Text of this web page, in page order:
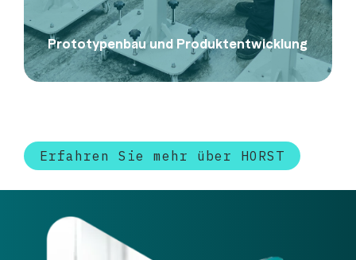
Prototypenbau und Produktentwicklung
Erfahren Sie mehr über HORST